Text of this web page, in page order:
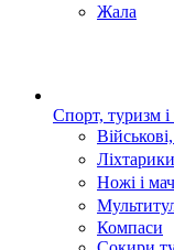
Жала
Спорт, туризм
Ножі і
Компаси